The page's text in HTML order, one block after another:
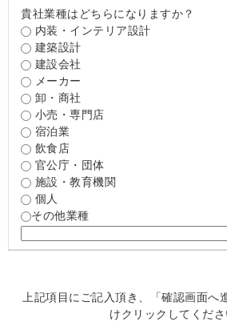
貴社業種はどちらになりますか？
内装・インテリア設計
建築設計
建設会社
メーカー
卸・商社
小売・専門店
宿泊業
飲食店
官公庁・団体
施設・教育機関
個人
その他業種
上記項目にご記入頂き、「確認画面へ
けクリックしてくださ